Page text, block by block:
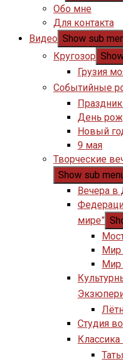
Обо мне
Для контакта
Видео Show sub
Кругозор
Грузия
Событийные
День
Новый
9 мая
Творческие
Show sub
Вечера
мире”
Мир
Мир
Студия